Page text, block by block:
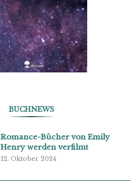
BUCHNEWS
Romance-Bücher von Emily
Henry werden verfilmt
12. Oktober 2024